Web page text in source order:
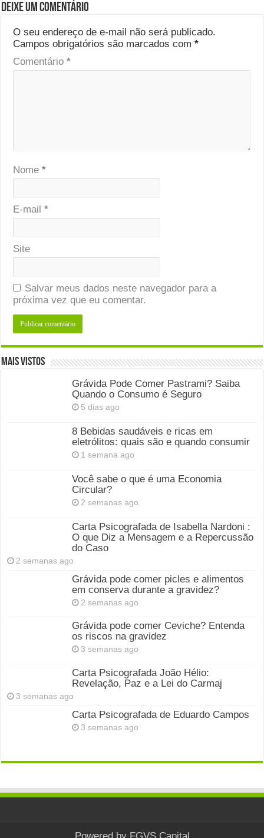
Deixe um comentário
O seu endereço de e-mail não será publicado.
Campos obrigatórios são marcados com*
Comentário*
Nome*
E-mail*
Site
Salvar meus dados neste navegador para a
próxima vez que eu comentar.
Mais Vistos
Grávida Pode Comer Pastrami? Saiba
Quando o Consumo é Seguro
5 dias ago
8 Bebidas saudáveis e ricas em
eletrólitos: quais são e quando consumir
1 semana ago
Você sabe o que é uma Economia
Circular?
2 semanas ago
Carta Psicografada de Isabella Nardoni :
O que Diz a Mensagem e a Repercussão
do Caso
2 semanas ago
Grávida pode comer picles e alimentos
em conserva durante a gravidez?
2 semanas ago
Grávida pode comer Ceviche? Entenda
os riscos na gravidez
3 semanas ago
Carta Psicografada João Hélio:
Revelação, Paz e a Lei do Carmaj
3 semanas ago
Carta Psicografada de Eduardo Campos
3 semanas ago